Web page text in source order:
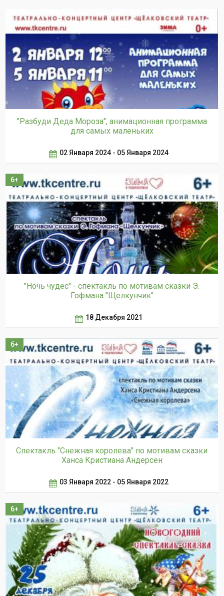
"Разбуди Деда Мороза", анимационная программа
для самых маленьких
02 Января 2024 - 05 Января 2024
6+
"Ночь чудес" - спектакль по мотивам сказки Э.
Гофмана "Щелкунчик"
18 Декабря 2021
6+
Спектакль "Снежная королева" по мотивам сказки
Ханса Кристиана Андерсен
03 Января 2022 - 05 Января 2022
6+